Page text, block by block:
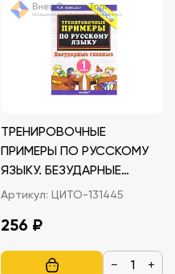
ТРЕНИРОВОЧНЫЕ
ПРИМЕРЫ ПО РУССКОМУ
ЯЗЫКУ. БЕЗУДАРНЫЕ
ГЛАСНЫЕ. 1 КЛАСС. ФГОС.
Артикул: ЦИТО-131445
256 ₽
− +